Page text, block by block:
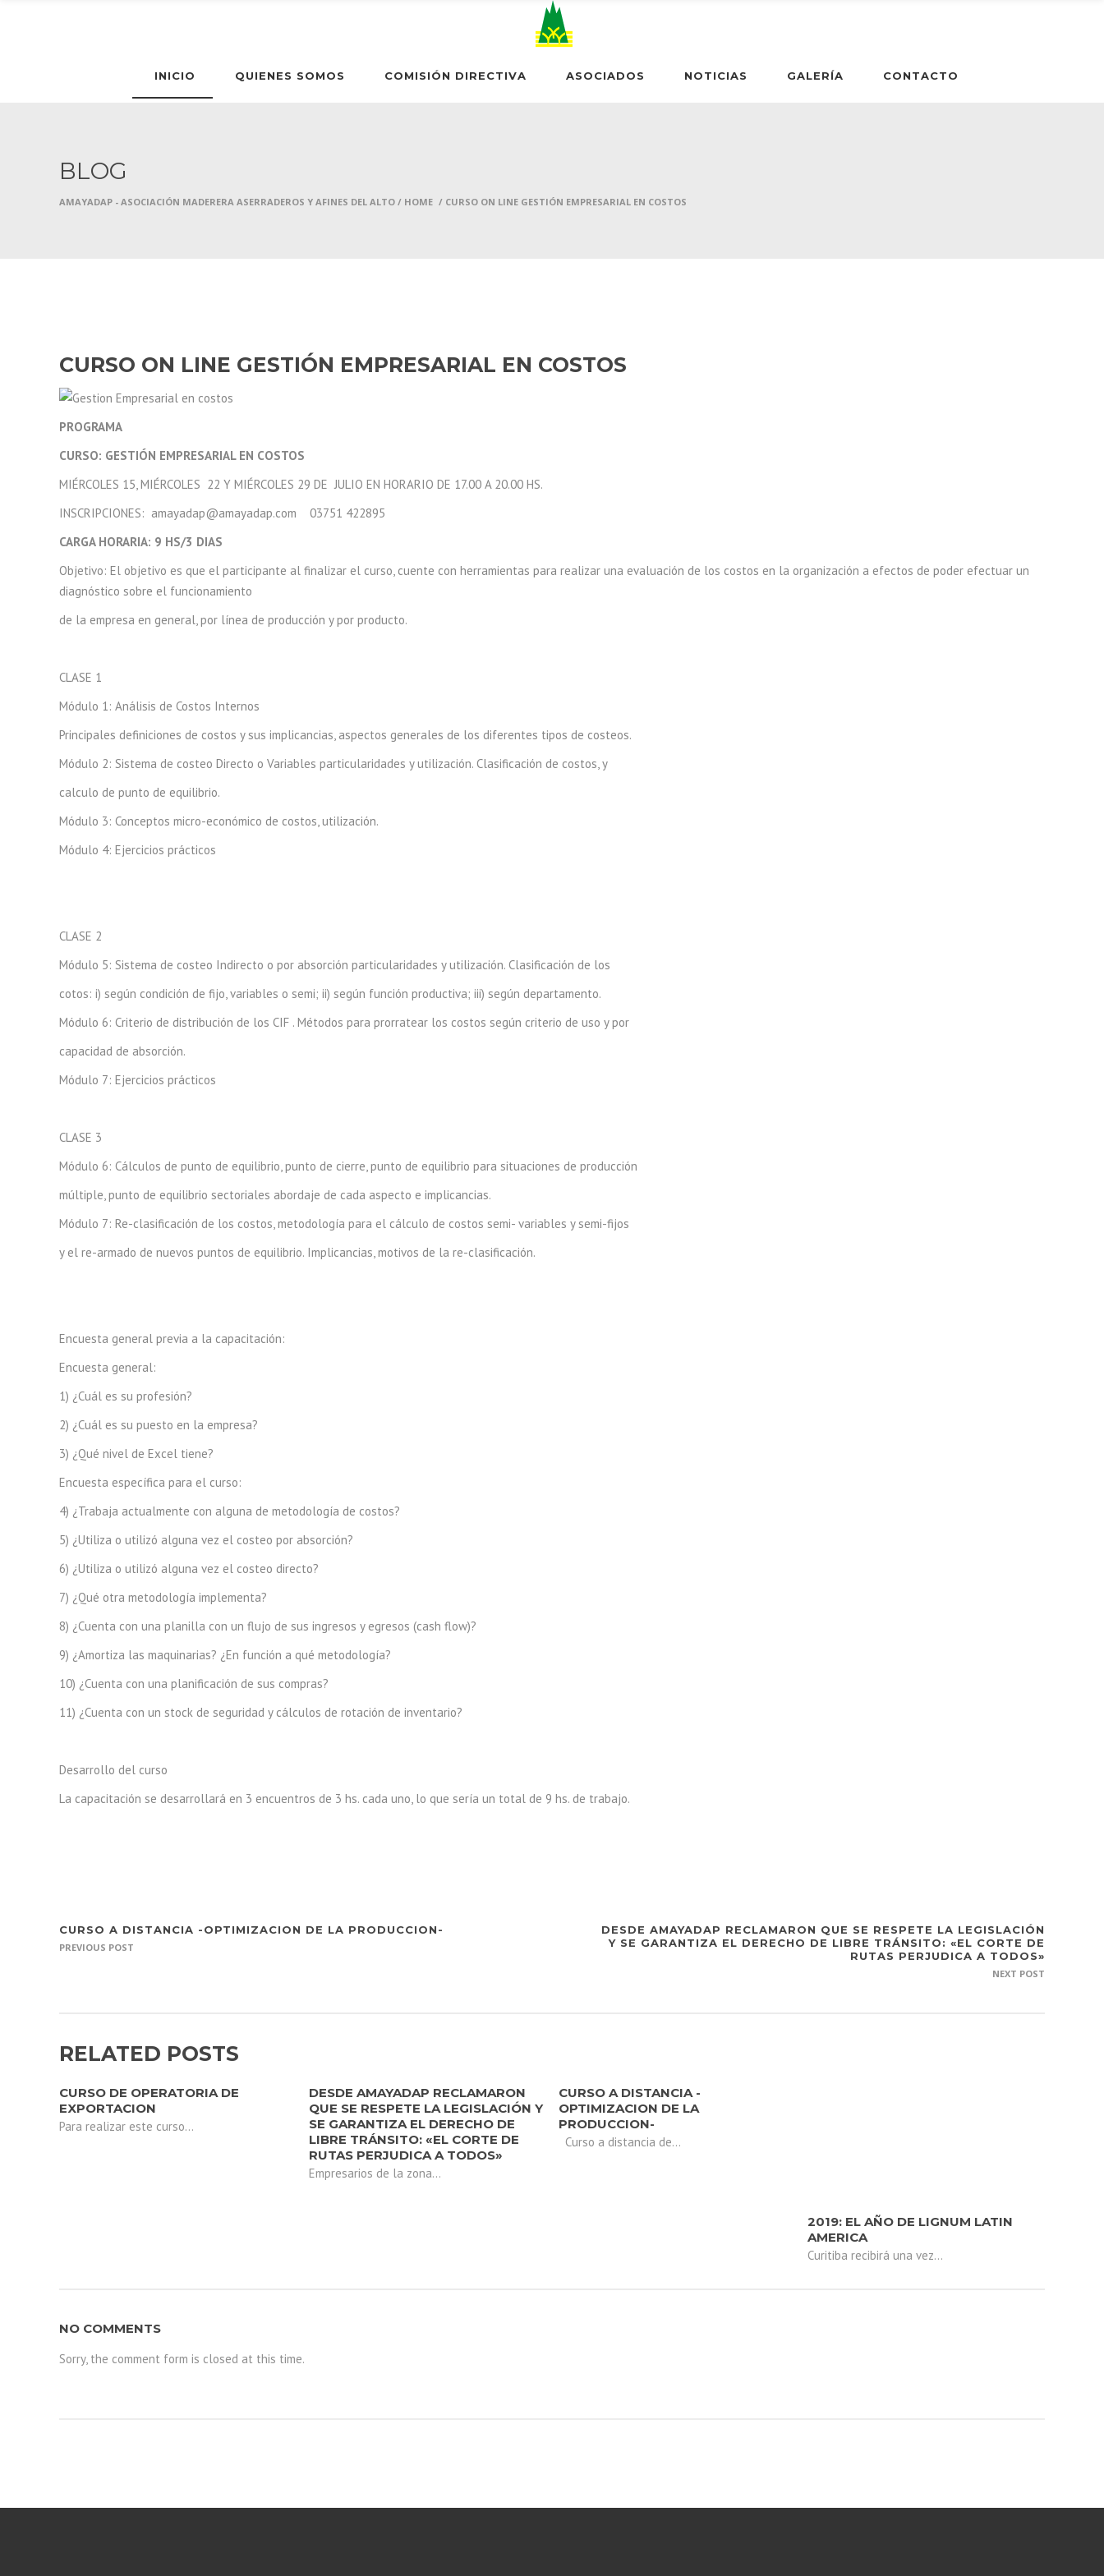
INICIO QUIENES SOMOS COMISIÓN DIRECTIVA ASOCIADOS NOTICIAS GALERÍA CONTACTO
BLOG
AMAYADAP - ASOCIACIÓN MADERERA ASERRADEROS Y AFINES DEL ALTO / HOME / CURSO ON LINE GESTIÓN EMPRESARIAL EN COSTOS
CURSO ON LINE GESTIÓN EMPRESARIAL EN COSTOS
PROGRAMA
CURSO: GESTIÓN EMPRESARIAL EN COSTOS
MIÉRCOLES 15, MIÉRCOLES 22 Y MIÉRCOLES 29 DE JULIO EN HORARIO DE 17.00 A 20.00 HS.
INSCRIPCIONES: amayadap@amayadap.com 03751 422895
CARGA HORARIA: 9 HS/3 DIAS
Objetivo: El objetivo es que el participante al finalizar el curso, cuente con herramientas para realizar una evaluación de los costos en la organización a efectos de poder efectuar un
diagnóstico sobre el funcionamiento
de la empresa en general, por línea de producción y por producto.
CLASE 1
Módulo 1: Análisis de Costos Internos
Principales definiciones de costos y sus implicancias, aspectos generales de los diferentes tipos de costeos.
Módulo 2: Sistema de costeo Directo o Variables particularidades y utilización. Clasificación de costos, y
calculo de punto de equilibrio.
Módulo 3: Conceptos micro-económico de costos, utilización.
Módulo 4: Ejercicios prácticos
CLASE 2
Módulo 5: Sistema de costeo Indirecto o por absorción particularidades y utilización. Clasificación de los
cotos: i) según condición de fijo, variables o semi; ii) según función productiva; iii) según departamento.
Módulo 6: Criterio de distribución de los CIF . Métodos para prorratear los costos según criterio de uso y por
capacidad de absorción.
Módulo 7: Ejercicios prácticos
CLASE 3
Módulo 6: Cálculos de punto de equilibrio, punto de cierre, punto de equilibrio para situaciones de producción
múltiple, punto de equilibrio sectoriales abordaje de cada aspecto e implicancias.
Módulo 7: Re-clasificación de los costos, metodología para el cálculo de costos semi- variables y semi-fijos
y el re-armado de nuevos puntos de equilibrio. Implicancias, motivos de la re-clasificación.
Encuesta general previa a la capacitación:
Encuesta general:
1) ¿Cuál es su profesión?
2) ¿Cuál es su puesto en la empresa?
3) ¿Qué nivel de Excel tiene?
Encuesta específica para el curso:
4) ¿Trabaja actualmente con alguna de metodología de costos?
5) ¿Utiliza o utilizó alguna vez el costeo por absorción?
6) ¿Utiliza o utilizó alguna vez el costeo directo?
7) ¿Qué otra metodología implementa?
8) ¿Cuenta con una planilla con un flujo de sus ingresos y egresos (cash flow)?
9) ¿Amortiza las maquinarias? ¿En función a qué metodología?
10) ¿Cuenta con una planificación de sus compras?
11) ¿Cuenta con un stock de seguridad y cálculos de rotación de inventario?
Desarrollo del curso
La capacitación se desarrollará en 3 encuentros de 3 hs. cada uno, lo que sería un total de 9 hs. de trabajo.
CURSO A DISTANCIA -OPTIMIZACION DE LA PRODUCCION-
PREVIOUS POST
DESDE AMAYADAP RECLAMARON QUE SE RESPETE LA LEGISLACIÓN
Y SE GARANTIZA EL DERECHO DE LIBRE TRÁNSITO: «EL CORTE DE
RUTAS PERJUDICA A TODOS»
NEXT POST
RELATED POSTS
CURSO DE OPERATORIA DE
EXPORTACION
Para realizar este curso...
DESDE AMAYADAP RECLAMARON
QUE SE RESPETE LA LEGISLACIÓN Y
SE GARANTIZA EL DERECHO DE
LIBRE TRÁNSITO: «EL CORTE DE
RUTAS PERJUDICA A TODOS»
Empresarios de la zona...
CURSO A DISTANCIA -
OPTIMIZACION DE LA
PRODUCCION-
Curso a distancia de...
2019: EL AÑO DE LIGNUM LATIN
AMERICA
Curitiba recibirá una vez...
NO COMMENTS
Sorry, the comment form is closed at this time.